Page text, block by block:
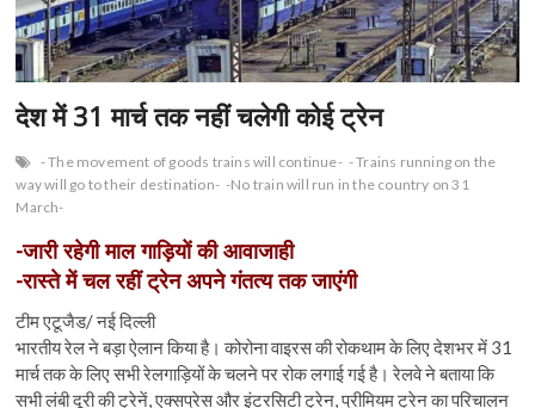
देश में 31 मार्च तक नहीं चलेगी कोई ट्रेन
- The movement of goods trains will continue- - Trains running on the
way will go to their destination- -No train will run in the country on 31
March-
-जारी रहेगी माल गाड़ियों की आवाजाही
-रास्ते में चल रहीं ट्रेन अपने गंतत्य तक जाएंगी
टीम एटूजैड/ नई दिल्ली
भारतीय रेल ने बड़ा ऐलान किया है। कोरोना वाइरस की रोकथाम के लिए देशभर में 31
मार्च तक के लिए सभी रेलगाड़ियों के चलने पर रोक लगाई गई है। रेलवे ने बताया कि
सभी लंबी दूरी की ट्रेनें, एक्सप्रेस और इंटरसिटी ट्रेन, प्रीमियम ट्रेन का परिचालन